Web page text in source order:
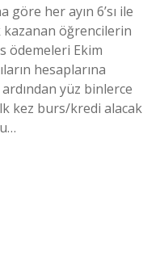
her ayın 6’sı ile
kazanan öğrencilerin
ödemeleri Ekim
hesaplarına
ardından yüz binlerce
kez burs/kredi alacak